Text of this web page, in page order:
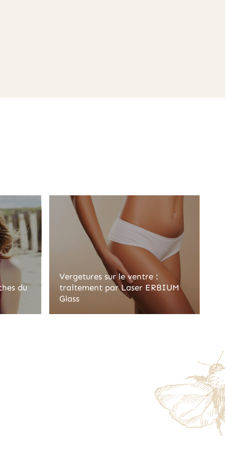
du
Vergetures sur le ventre :
traitement par Laser ERBIUM
Glass